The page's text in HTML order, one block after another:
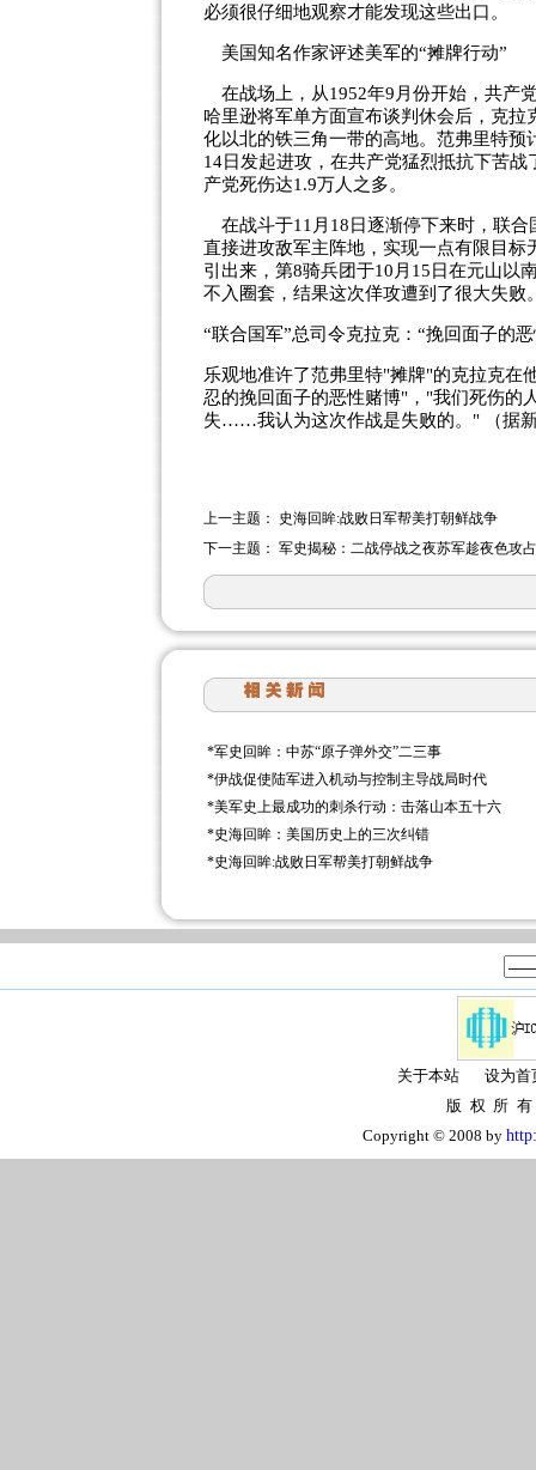
必须很仔细地观察才能发现这些出口。
美国知名作家评述美军的“摊牌行动”
在战场上，从1952年9月份开始，共产
哈里逊将军单方面宣布谈判休会后，克
化以北的铁三角一带的高地。范弗里特预
14日发起进攻，在共产党猛烈抵抗下苦
产党死伤达1.9万人之多。
在战斗于11月18日逐渐停下来时，联合
直接进攻敌军主阵地，实现一点有限目
引出来，第8骑兵团于10月15日在元山以
不入圈套，结果这次佯攻遭到了很大失败
“联合国军”总司令克拉克：“挽回面子的
乐观地准许了范弗里特"摊牌"的克拉克在
忍的挽回面子的恶性赌博"，"我们死伤的
失……我认为这次作战是失败的。" （据
上一主题： 史海回眸:战败日军帮美打朝鲜战争
下一主题： 军史揭秘：二战停战之夜苏军趁夜色攻
*军史回眸：中苏“原子弹外交”二三事
*伊战促使陆军进入机动与控制主导战局时代
*美军史上最成功的刺杀行动：击落山本五十六
*史海回眸：美国历史上的三次纠错
*史海回眸:战败日军帮美打朝鲜战争